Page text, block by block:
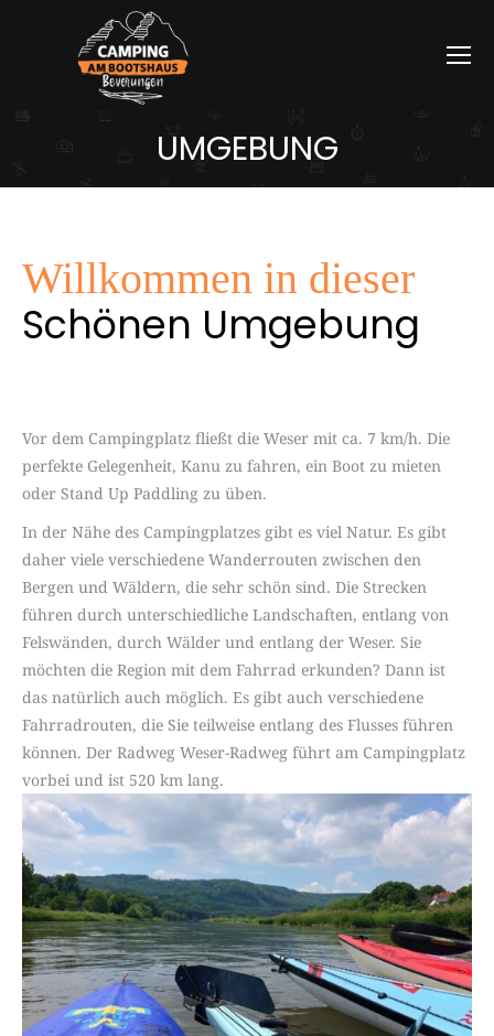
UMGEBUNG
Willkommen in dieser
Schönen Umgebung
Vor dem Campingplatz fließt die Weser mit ca. 7 km/h. Die
perfekte Gelegenheit, Kanu zu fahren, ein Boot zu mieten
oder Stand Up Paddling zu üben.
In der Nähe des Campingplatzes gibt es viel Natur. Es gibt
daher viele verschiedene Wanderrouten zwischen den
Bergen und Wäldern, die sehr schön sind. Die Strecken
führen durch unterschiedliche Landschaften, entlang von
Felswänden, durch Wälder und entlang der Weser. Sie
möchten die Region mit dem Fahrrad erkunden? Dann ist
das natürlich auch möglich. Es gibt auch verschiedene
Fahrradrouten, die Sie teilweise entlang des Flusses führen
können. Der Radweg Weser-Radweg führt am Campingplatz
vorbei und ist 520 km lang.